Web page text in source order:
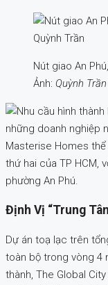
Nút giao An
Ảnh: Quỳnh Trần
những doanh nghiệp
Masterise Homes thể
thứ hai của TP HCM,
phường An Phú.
Định Vị “trung
Dự án toạ lạc trên
toàn bộ trong vòng 4
thành, The Global